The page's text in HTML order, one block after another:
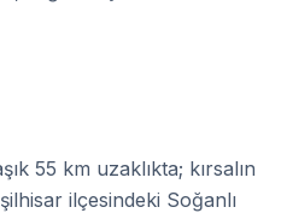
55 km uzaklıkta; kırsalın
ilçesindeki Soğanlı